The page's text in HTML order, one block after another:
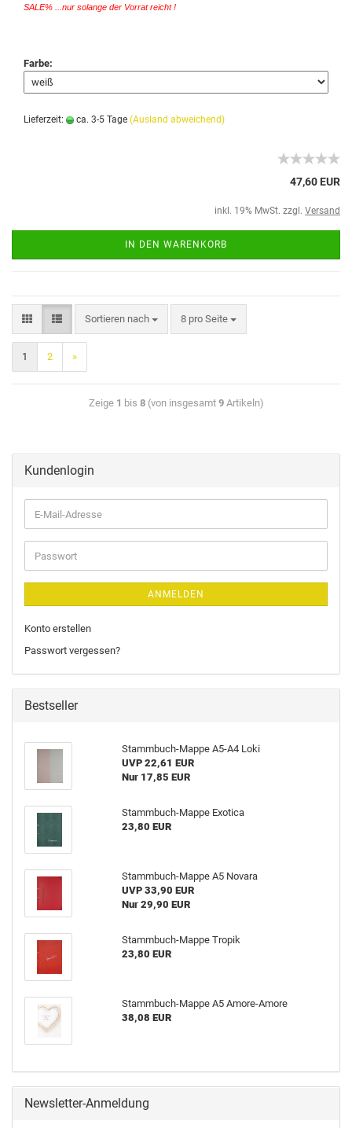
SALE% ...nur solange der Vorrat reicht !
Farbe:
Lieferzeit: ca. 3-5 Tage (Ausland abweichend)
47,60 EUR
inkl. 19% MwSt. zzgl. Versand
IN DEN WARENKORB
Sortieren nach 8 pro Seite
1 2 »
Zeige 1 bis 8(von insgesamt 9Artikeln)
Kundenlogin
ANMELDEN
Konto erstellen
Passwort vergessen?
Bestseller
Stammbuch-Mappe A5-A4 Loki
UVP 22,61 EUR
Nur 17,85 EUR
Stammbuch-Mappe Exotica
23,80 EUR
Stammbuch-Mappe A5 Novara
UVP 33,90 EUR
Nur 29,90 EUR
Stammbuch-Mappe Tropik
23,80 EUR
Stammbuch-Mappe A5 Amore-Amore
38,08 EUR
Newsletter-Anmeldung